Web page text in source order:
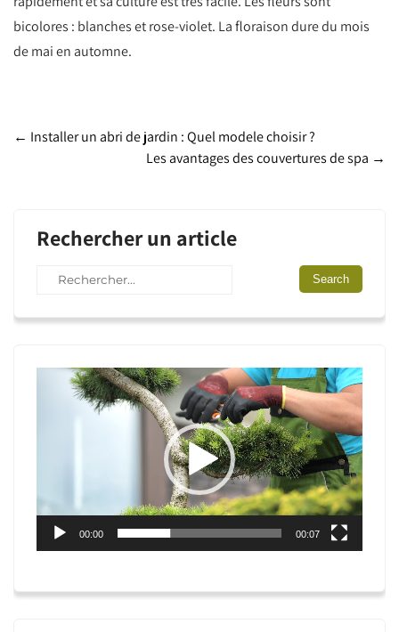
bicolores : blanches et rose-violet. La floraison dure du mois
de mai en automne.
Post
← Installer un abri de jardin : Quel modele choisir ?
Les avantages des couvertures de spa →
Rechercher un article
Lecteur
00:00 00:07